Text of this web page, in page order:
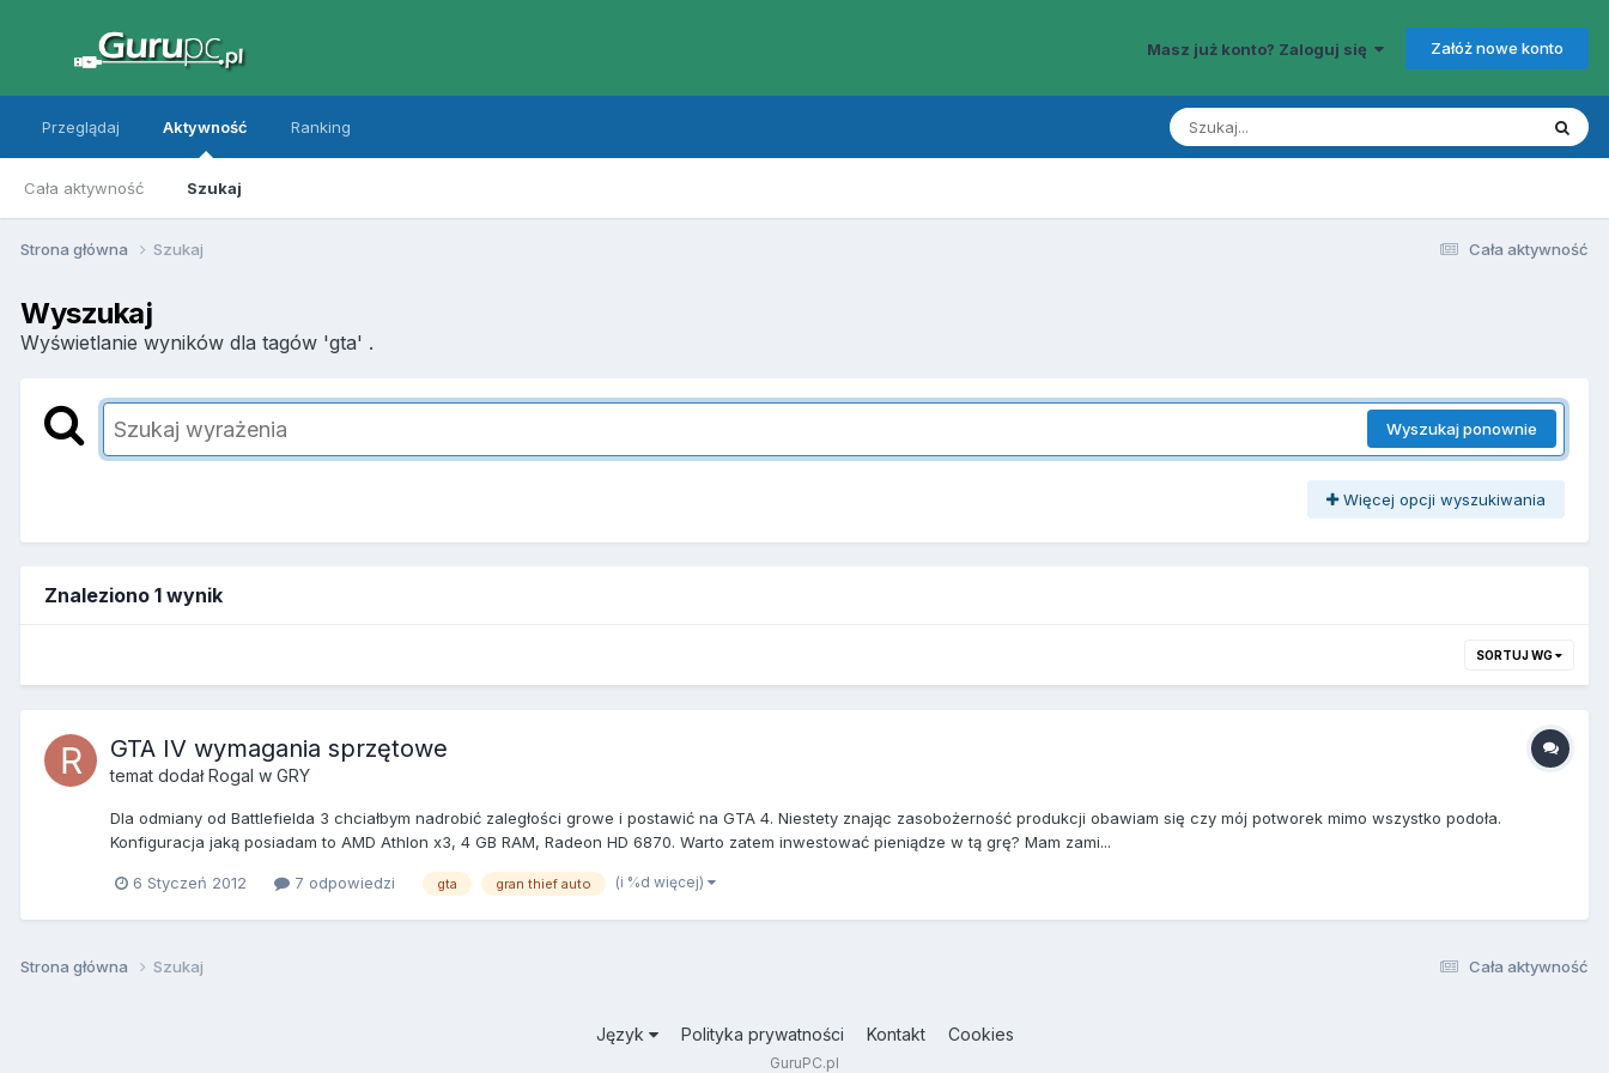
Masz już konto? Zaloguj się Załóż nowe konto
Przeglądaj Aktywność
Cała aktywność Szukaj
Ranking
Cała aktywność
Strona główna Szukaj
Wyszukaj
Wyświetlanie wyników dla tagów 'gta' .
Wyszukaj ponownie
Więcej opcji wyszukiwania
Znaleziono 1 wynik
SORTUJ WG
GTA IV wymagania sprzętowe
temat dodałRogal w GRY
Dla odmiany od Battlefielda 3 chciałbym nadrobić zaległości growe i postawić na GTA 4. Niestety znając zasobożerność produkcji obawiam się czy mój potworek mimo wszystko podoła.
Konfiguracja jaką posiadam to AMD Athlon x3, 4 GB RAM, Radeon HD 6870. Warto zatem inwestować pieniądze w tą grę? Mam zami...
6 Styczeń 2012 7 odpowiedzi gta gran thief auto (i %d więcej)
Cała aktywność
Strona główna Szukaj
Język Polityka prywatności Kontakt Cookies
GuruPC.pl